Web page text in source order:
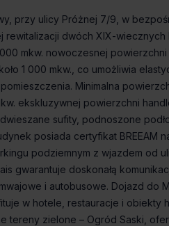
przy ulicy Próżnej 7/9, w
rewitalizacji dwóch XIX-wiecznych
mkw. nowoczesnej powierzchni
1 000 mkw., co umożliwia
Minimalna
ekskluzywnej powierzchni
sufity, podnoszone
posiada certyfikat BREEAM
podziemnym z wjazdem od
gwarantuje doskonałą
i autobusowe. Dojazd do
w hotele, restauracje i obiekty
tereny zielone – Ogród Saski,